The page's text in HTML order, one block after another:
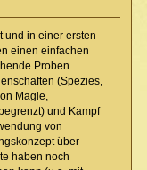
und in einer ersten
einen einfachen
Proben
(Spezies,
Magie,
und Kampf
von
über
haben noch